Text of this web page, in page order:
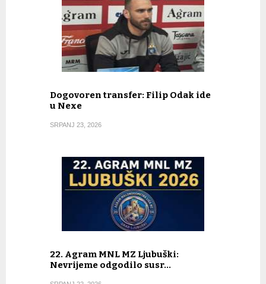
Dogovoren transfer: Filip Odak ide
u Nexe
SRPANJ 23, 2026
22. Agram MNL MZ Ljubuški:
Nevrijeme odgodilo susr…